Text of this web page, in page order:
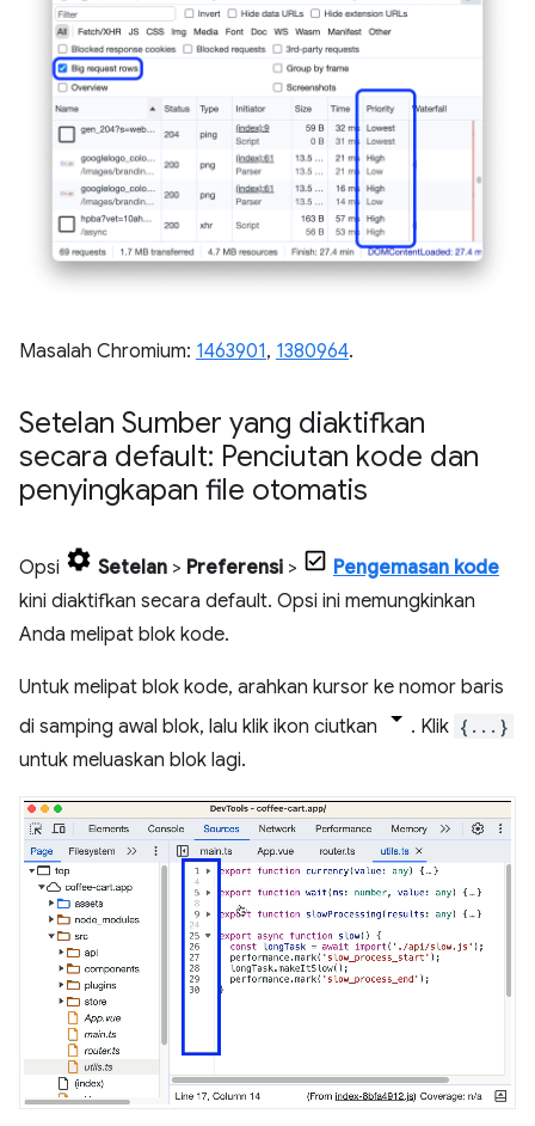
Masalah Chromium: 1463901, 1380964.
Setelan Sumber yang diaktifkan
secara default: Penciutan kode dan
penyingkapan file otomatis
Opsi Setelan > Preferensi >
Pengemasan kode
kini diaktifkan secara default. Opsi ini memungkinkan
Anda melipat blok kode.
Untuk melipat blok kode, arahkan kursor ke nomor baris
di samping awal blok, lalu klik ikon ciutkan
. Klik {...}
untuk meluaskan blok lagi.